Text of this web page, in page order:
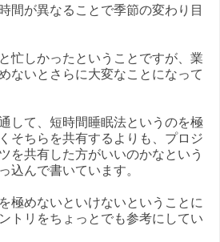
間が異なることで季節の変わり目
忙しかったということですが、業
ないとさらに大変なことになって
して、短時間睡眠法というのを極
そちらを共有するよりも、プロジ
を共有した方がいいのかなという
込んで書いています。
極めないといけないということに
トリをちょっとでも参考にしてい